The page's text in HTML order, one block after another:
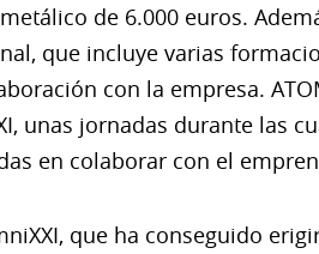
de 6.000 euros.
que incluye varias
con la empresa.
unas jornadas durante las
en colaborar con el
que ha conseguido